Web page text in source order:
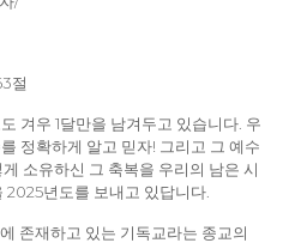
절
겨우 1달만을 남겨두고 있습니다. 우
정확하게 알고 믿자! 그리고 그 예수
소유하신 그 축복을 우리의 남은 시
2025년도를 보내고 있답니다.
존재하고 있는 기독교라는 종교의